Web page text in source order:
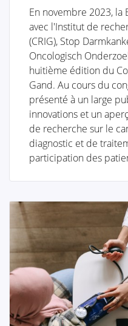
reconstruction
Les Aspects
Le future de la
mammaire
Autre chirurgie
Les personnes traitées
besoin d'une longue
Le cancer est une
est lourd. Souvent, les
des problèmes
suite, tels que le stress,
En novembre 2023, la
avec l'Institut de
(CRIG), Stop
Oncologisch
huitième édition du
Gand. Au cours du
présenté à un large
innovations et un
de recherche sur le
diagnostic et de
participation des